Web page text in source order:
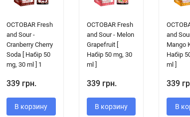
OCTOBAR Fresh
and Sour -
Cranberry Cherry
Soda [ Набір 50
mg, 30 ml ] 1
339 грн.
В корзину
OCTOBAR Fresh
and Sour - Melon
Grapefruit [
Набір 50 mg, 30
ml ]
339 грн.
В корзину
and
Mango
Набір
ml ]
339
В